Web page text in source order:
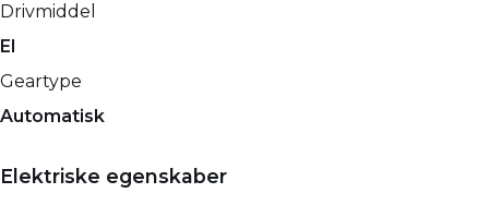
Drivmiddel
El
Geartype
Automatisk
Elektriske egenskaber